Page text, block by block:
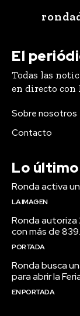
El
Todas las
en directo con
Sobre nosotros
Contacto
Lo último
Ronda activa
LA IMAGEN
Ronda
con más de
PORTADA
Ronda busca
para abrir la
EN PORTADA